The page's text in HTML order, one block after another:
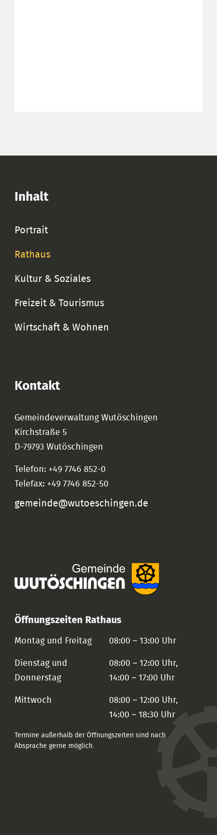
Inhalt
Portrait
Rathaus
Kultur & Soziales
Freizeit & Tourismus
Wirtschaft & Wohnen
Kontakt
Gemeindeverwaltung Wutöschingen
Kirchstraße 5
D-79793 Wutöschingen
Telefon: +49 7746 852-0
Telefax: +49 7746 852-50
gemeinde@wutoeschingen.de
Öffnungszeiten Rathaus
Montag und Freitag 08:00 – 13:00 Uhr
Dienstag und
Donnerstag
08:00 – 12:00 Uhr,
14:00 – 17:00 Uhr
Mittwoch
08:00 – 12:00 Uhr,
14:00 – 18:30 Uhr
Termine außerhalb der Öffnungszeiten sind nach
Absprache gerne möglich.